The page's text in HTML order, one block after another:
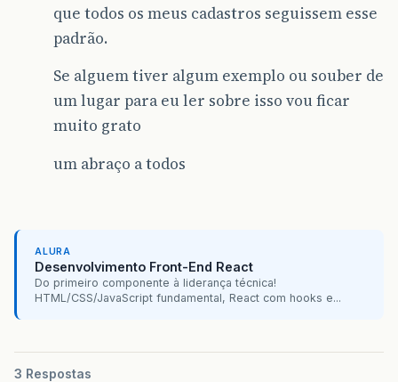
que todos os meus cadastros seguissem esse
padrão.
Se alguem tiver algum exemplo ou souber de
um lugar para eu ler sobre isso vou ficar
muito grato
um abraço a todos
ALURA
Desenvolvimento Front-End React
Do primeiro componente à liderança técnica!
HTML/CSS/JavaScript fundamental, React com hooks e...
3 Respostas